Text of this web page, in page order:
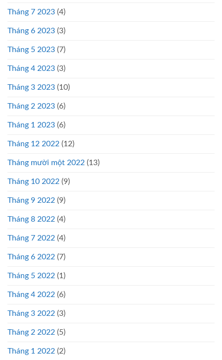
Tháng 7 2023 (4)
Tháng 6 2023 (3)
Tháng 5 2023 (7)
Tháng 4 2023 (3)
Tháng 3 2023 (10)
Tháng 2 2023 (6)
Tháng 1 2023 (6)
Tháng 12 2022 (12)
Tháng mười một 2022 (13)
Tháng 10 2022 (9)
Tháng 9 2022 (9)
Tháng 8 2022 (4)
Tháng 7 2022 (4)
Tháng 6 2022 (7)
Tháng 5 2022 (1)
Tháng 4 2022 (6)
Tháng 3 2022 (3)
Tháng 2 2022 (5)
Tháng 1 2022 (2)